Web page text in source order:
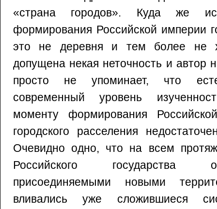
«страна городов». Куда же
формирования Российской империи
это не деревня и тем более не
допущена некая неточность и автор
просто не упоминает, что
современный уровень
моменту формирования
городского расселения
Очевидно одно, что на всем
Российского государства
присоединяемыми новыми
вливались уже сложившиеся